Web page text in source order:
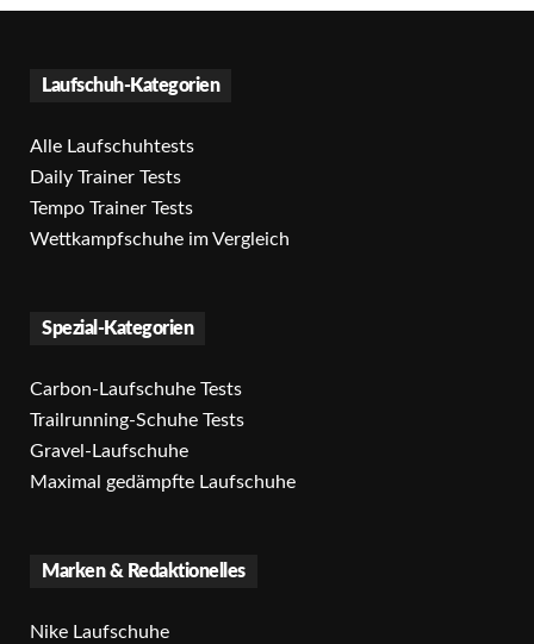
Laufschuh-Kategorien
Alle Laufschuhtests
Daily Trainer Tests
Tempo Trainer Tests
Wettkampfschuhe im Vergleich
Spezial-Kategorien
Carbon-Laufschuhe Tests
Trailrunning-Schuhe Tests
Gravel-Laufschuhe
Maximal gedämpfte Laufschuhe
Marken & Redaktionelles
Nike Laufschuhe